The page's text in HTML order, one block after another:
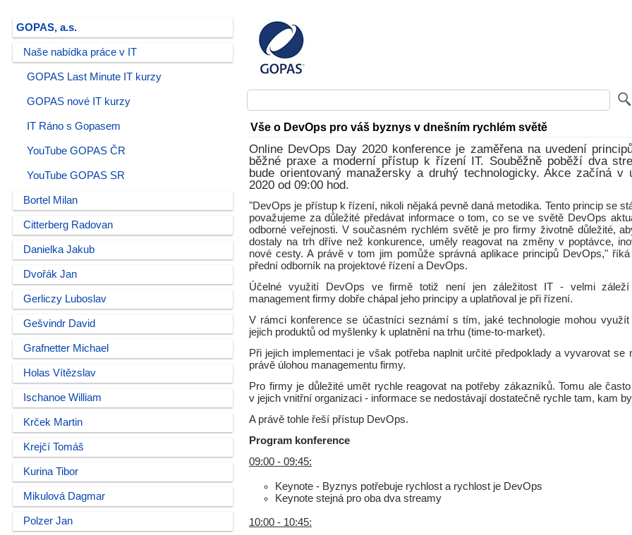
GOPAS, a.s.
Naše nabídka práce v IT
GOPAS Last Minute IT kurzy
GOPAS nové IT kurzy
IT Ráno s Gopasem
YouTube GOPAS ČR
YouTube GOPAS SR
Bortel Milan
Citterberg Radovan
Danielka Jakub
Dvořák Jan
Gerliczy Luboslav
Gešvindr David
Grafnetter Michael
Holas Vítězslav
Ischanoe William
Krček Martin
Krejčí Tomáš
Kurina Tibor
Mikulová Dagmar
Polzer Jan
Vše o DevOps pro váš byznys v dnešním rychlém světě
Online DevOps Day 2020 konference je zaměřena na uvedení
běžné praxe a moderní přístup k řízení IT. Souběžně poběží dva
bude orientovaný manažersky a druhý technologicky. Akce začíná v
2020 od 09:00 hod.
"DevOps je přístup k řízení, nikoli nějaká pevně daná metodika. Tento princip se
považujeme za důležité předávat informace o tom, co se ve světě DevOps
odborné veřejnosti. V současném rychlém světě je pro firmy životně důležité,
dostaly na trh dříve než konkurence, uměly reagovat na změny v poptávce,
nové cesty. A právě v tom jim pomůže správná aplikace principů DevOps,"
přední odborník na projektové řízení a DevOps.
Účelné využití DevOps ve firmě totiž není jen záležitost IT - velmi
management firmy dobře chápal jeho principy a uplatňoval je při řízení.
V rámci konference se účastníci seznámí s tím, jaké technologie mohou
jejich produktů od myšlenky k uplatnění na trhu (time-to-market).
Při jejich implementaci je však potřeba naplnit určité předpoklady a vyvarovat se
právě úlohou managementu firmy.
Pro firmy je důležité umět rychle reagovat na potřeby zákazníků. Tomu ale
v jejich vnitřní organizaci - informace se nedostávají dostatečně rychle tam, kam
A právě tohle řeší přístup DevOps.
Program konference
09:00 - 09:45:
Keynote - Byznys potřebuje rychlost a rychlost je DevOps
Keynote stejná pro oba dva streamy
10:00 - 10:45: